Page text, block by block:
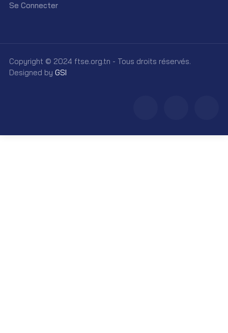
Se Connecter
Copyright © 2024 ftse.org.tn - Tous droits réservés.
Designed by GSI